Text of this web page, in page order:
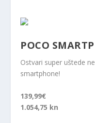
POCO
Ostvari super uštede
smartphone!
139,99€
1.054,75 kn